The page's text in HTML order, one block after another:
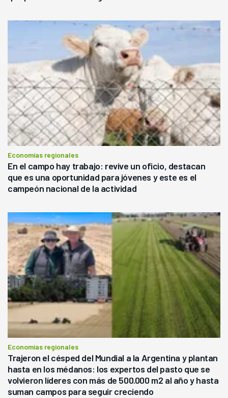
Economías regionales
En el campo hay trabajo: revive un oficio, destacan
que es una oportunidad para jóvenes y este es el
campeón nacional de la actividad
Economías regionales
Trajeron el césped del Mundial a la Argentina y plantan
hasta en los médanos: los expertos del pasto que se
volvieron líderes con más de 500.000 m2 al año y hasta
suman campos para seguir creciendo